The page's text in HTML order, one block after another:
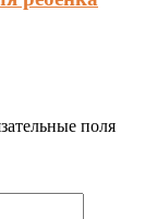
поля